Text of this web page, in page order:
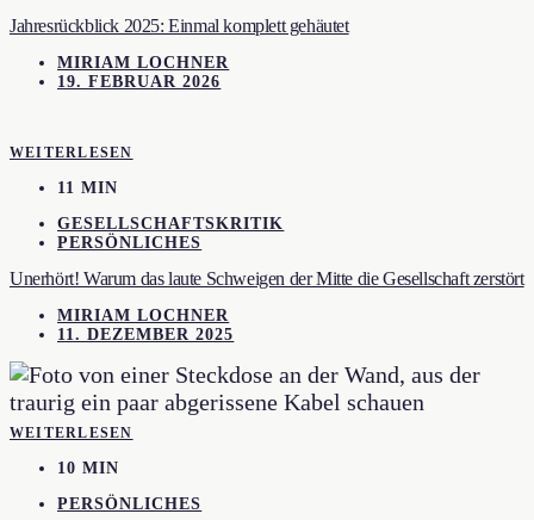
Jahresrückblick 2025: Einmal komplett gehäutet
MIRIAM LOCHNER
19. FEBRUAR 2026
WEITERLESEN
11 MIN
GESELLSCHAFTSKRITIK
PERSÖNLICHES
Unerhört! Warum das laute Schweigen der Mitte die Gesellschaft zerstört
MIRIAM LOCHNER
11. DEZEMBER 2025
WEITERLESEN
10 MIN
PERSÖNLICHES